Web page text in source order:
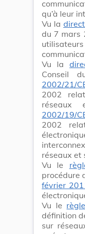
qu’à leur
Vu la
du 7 mars
Vu la
Conseil
2002/21/
2002
réseaux
2002/19/
2002
réseaux et
Vu le
procédure
février
Vu le
définition
sur